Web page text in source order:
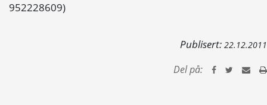
952228609)
Publisert: 22.12.2011
Del på: